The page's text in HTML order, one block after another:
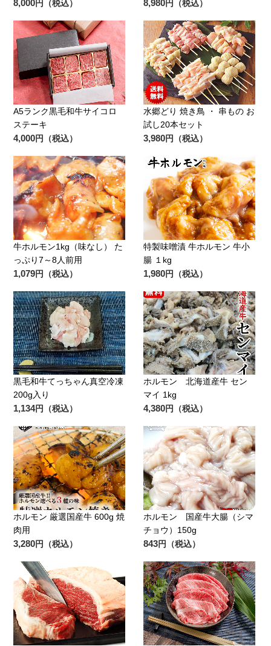
8,000円（税込） 8,980円（税込）
A5ランク黒毛和牛サイコロ
ステーキ
4,000円（税込）
水郷どり 焼き鳥 ・ 串もの お
試し20本セット
3,980円（税込）
牛ホルモン1kg（味なし） た
っぷり7～8人前用
1,079円（税込）
特製味噌漬 牛ホルモン 牛小
腸 １kg
1,980円（税込）
黒毛和牛てっちゃん真空冷凍
200g入り
1,134円（税込）
ホルモン 北海道産牛 セン
マイ 1kg
4,380円（税込）
ホルモン 厳選国産牛 600g 焼
肉用
3,280円（税込）
ホルモン 国産牛大腸（シマ
チョウ）150g
843円（税込）